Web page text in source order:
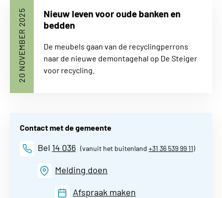
Nieuw leven voor oude banken en
bedden
20 NOVEMBER 2025
De meubels gaan van de recyclingperrons
naar de nieuwe demontagehal op De Steiger
voor recycling.
Contact met de gemeente
Bel 14 036(vanuit het buitenland +31 36 539 99 11)
Melding doen
Afspraak maken